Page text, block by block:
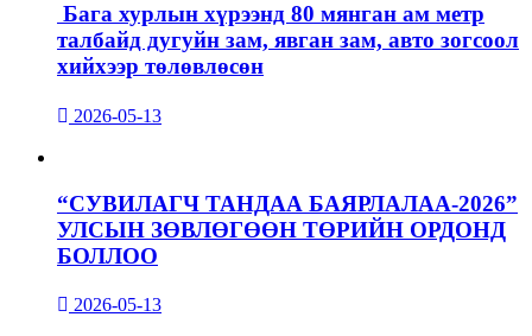
Бага хурлын хүрээнд 80 мянган ам метр
талбайд дугуйн зам, явган зам, авто зогсоол
хийхээр төлөвлөсөн
2026-05-13
“СУВИЛАГЧ ТАНДАА БАЯРЛАЛАА-2026”
УЛСЫН ЗӨВЛӨГӨӨН ТӨРИЙН ОРДОНД
БОЛЛОО
2026-05-13